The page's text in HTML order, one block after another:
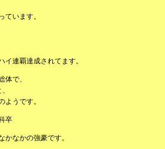
ています。
連覇達成されてます。
体で、
ようです。
卒
かなかの強豪です。